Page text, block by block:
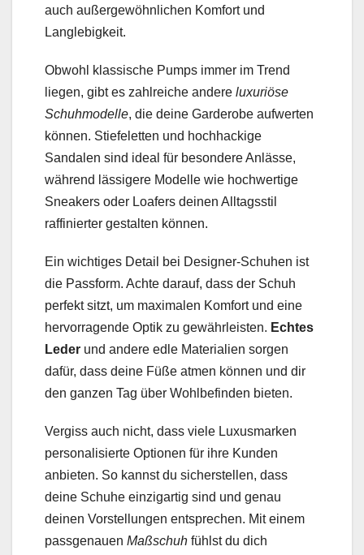
auch außergewöhnlichen Komfort und
Langlebigkeit.
Obwohl klassische Pumps immer im Trend
liegen, gibt es zahlreiche andere luxuriöse
Schuhmodelle, die deine Garderobe aufwerten
können. Stiefeletten und hochhackige
Sandalen sind ideal für besondere Anlässe,
während lässigere Modelle wie hochwertige
Sneakers oder Loafers deinen Alltagsstil
raffinierter gestalten können.
Ein wichtiges Detail bei Designer-Schuhen ist
die Passform. Achte darauf, dass der Schuh
perfekt sitzt, um maximalen Komfort und eine
hervorragende Optik zu gewährleisten. Echtes
Leder und andere edle Materialien sorgen
dafür, dass deine Füße atmen können und dir
den ganzen Tag über Wohlbefinden bieten.
Vergiss auch nicht, dass viele Luxusmarken
personalisierte Optionen für ihre Kunden
anbieten. So kannst du sicherstellen, dass
deine Schuhe einzigartig sind und genau
deinen Vorstellungen entsprechen. Mit einem
passgenauen Maßschuh fühlst du dich